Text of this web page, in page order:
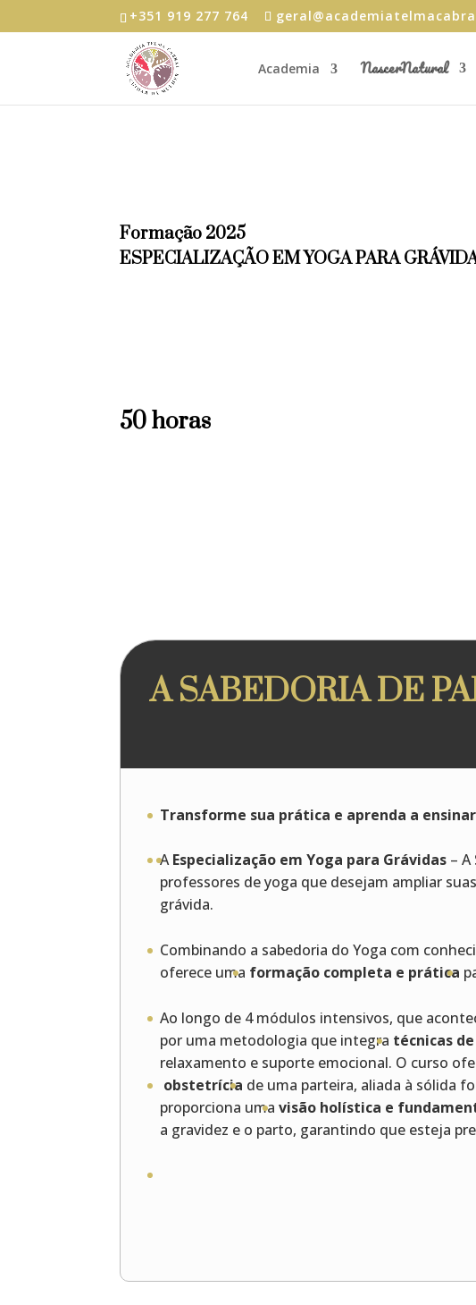
+351 919 277 764
Academia NascerNatural
Formação 2025
ESPECIALIZAÇÃO EM YOGA PARA
50 horas
A SABEDORIA DE
Transforme sua prática e aprenda a
A Especialização em Yoga para Grávidas –
professores de yoga que desejam ampliar
grávida.
Combinando a sabedoria do Yoga com
oferece uma formação completa e prática
Ao longo de 4 módulos intensivos, que
por uma metodologia que integra técnicas
relaxamento e suporte emocional. O curso
obstetrícia de uma parteira, aliada à sólida
proporciona uma visão holística e
a gravidez e o parto, garantindo que esteja